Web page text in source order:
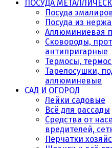
ПОСУДА
Посуда
Посуда из
Аллюминиевая
Сковороды,
антипригарные
Термосы,
Тарелосушки,
аллюминевые
САД И ОГОРОД
Лейки садовые
Всё для рассады
Средства от
вредителей,
Перчатки